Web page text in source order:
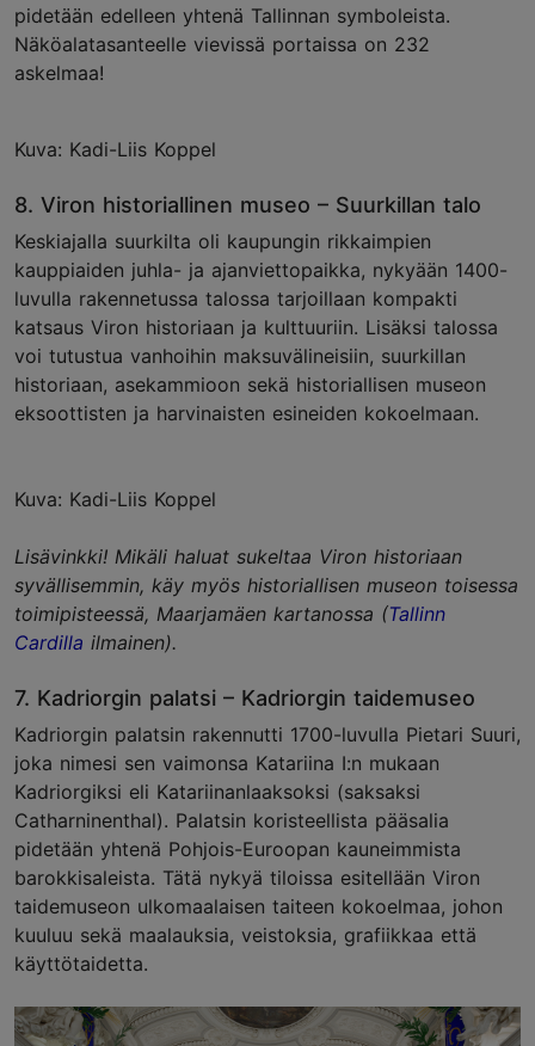
pidetään edelleen yhtenä Tallinnan symboleista.
Näköalatasanteelle vievissä portaissa on 232
askelmaa!
Kuva: Kadi-Liis Koppel
8. Viron historiallinen museo – Suurkillan talo
Keskiajalla suurkilta oli kaupungin rikkaimpien
kauppiaiden juhla- ja ajanviettopaikka, nykyään 1400-
luvulla rakennetussa talossa tarjoillaan kompakti
katsaus Viron historiaan ja kulttuuriin. Lisäksi talossa
voi tutustua vanhoihin maksuvälineisiin, suurkillan
historiaan, asekammioon sekä historiallisen museon
eksoottisten ja harvinaisten esineiden kokoelmaan.
Kuva: Kadi-Liis Koppel
Lisävinkki! Mikäli haluat sukeltaa Viron historiaan
syvällisemmin, käy myös historiallisen museon toisessa
toimipisteessä, Maarjamäen kartanossa (Tallinn
Cardilla ilmainen).
7. Kadriorgin palatsi – Kadriorgin taidemuseo
Kadriorgin palatsin rakennutti 1700-luvulla Pietari Suuri,
joka nimesi sen vaimonsa Katariina I:n mukaan
Kadriorgiksi eli Katariinanlaaksoksi (saksaksi
Catharninenthal). Palatsin koristeellista pääsalia
pidetään yhtenä Pohjois-Euroopan kauneimmista
barokkisaleista. Tätä nykyä tiloissa esitellään Viron
taidemuseon ulkomaalaisen taiteen kokoelmaa, johon
kuuluu sekä maalauksia, veistoksia, grafiikkaa että
käyttötaidetta.